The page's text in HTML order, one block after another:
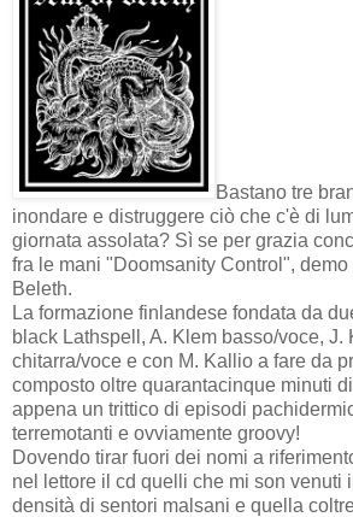
Bastano tre
inondare e distruggere ciò che c'è di
giornata assolata? Sì se per grazia
fra le mani "Doomsanity Control",
Beleth.
La formazione finlandese fondata da
black Lathspell, A. Klem basso/voce, J.
chitarra/voce e con M. Kallio a fare da
composto oltre quarantacinque minuti
appena un trittico di episodi
terremotanti e ovviamente groovy!
Dovendo tirar fuori dei nomi a
nel lettore il cd quelli che mi son venuti
densità di sentori malsani e quella